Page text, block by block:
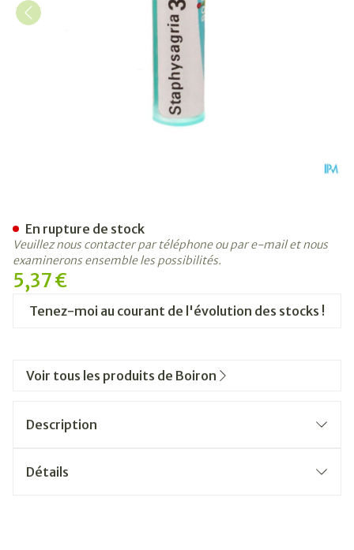
5,37 €
Tenez-moi au courant de l'évolution des stocks !
En rupture de stock
Veuillez nous contacter par téléphone ou par e-mail et nous
examinerons ensemble les possibilités.
Voir tous les produits de Boiron
Description
Détails